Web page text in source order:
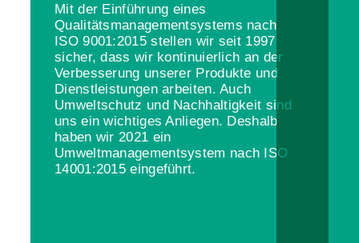
Mit der Einführung eines
Qualitätsmanagementsystems nach
ISO 9001:2015 stellen wir seit 1997
sicher, dass wir kontinuierlich an der
Verbesserung unserer Produkte und
Dienstleistungen arbeiten. Auch
Umweltschutz und Nachhaltigkeit sind
uns ein wichtiges Anliegen. Deshalb
haben wir 2021 ein
Umweltmanagementsystem nach ISO
14001:2015 eingeführt.